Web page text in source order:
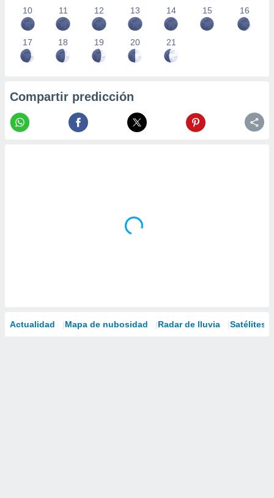
10 11 12 13 14 15 16
17 18 19 20 21
Compartir predicción
Actualidad Mapa de nubosidad Radar de lluvia Satélites